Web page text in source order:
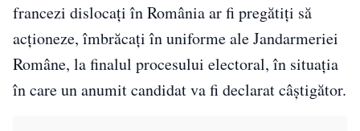
francezi dislocaţi în România ar fi pregătiţi să
acţioneze, îmbrăcaţi în uniforme ale Jandarmeriei
Române, la finalul procesului electoral, în situaţia
în care un anumit candidat va fi declarat câştigător.